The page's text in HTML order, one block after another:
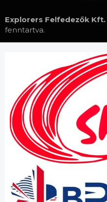
Explorers Felfedezők Kft.
fenntartva.